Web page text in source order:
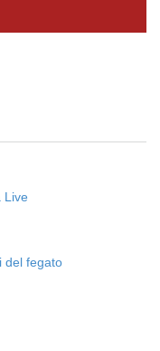
Live
del fegato